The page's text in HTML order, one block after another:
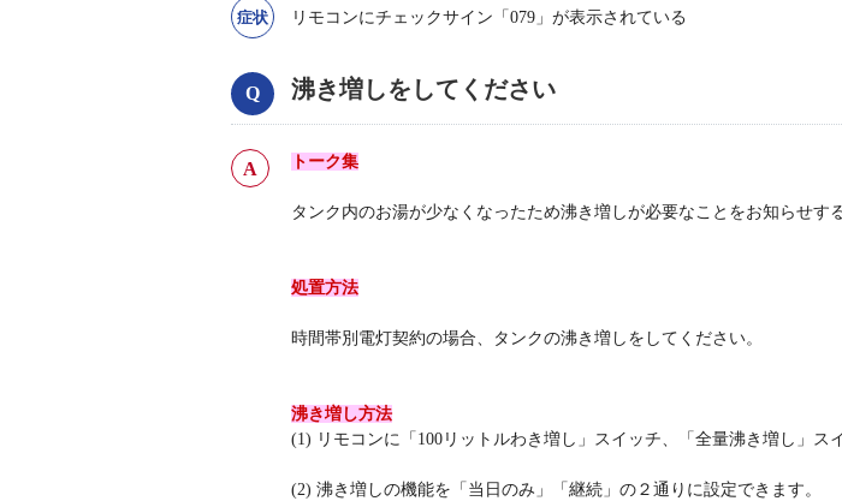
リモコンにチェックサイン「079」が表示されている
沸き増しをしてください
トーク集
タンク内のお湯が少なくなったため沸き増しが必要なことをお知らせす
処置方法
時間帯別電灯契約の場合、タンクの沸き増しをしてください。
沸き増し方法
(1) リモコンに「100リットルわき増し」スイッチ、「全量沸き増し」ス
(2) 沸き増しの機能を「当日のみ」「継続」の２通りに設定できます。